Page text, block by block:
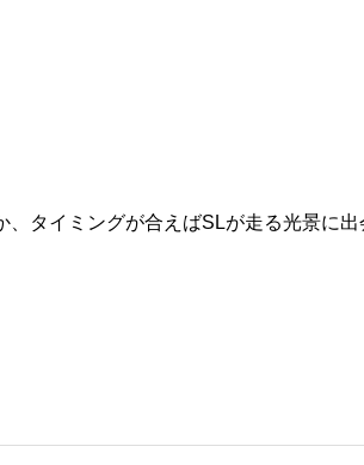
タイミングが合えばSLが走る光景に出